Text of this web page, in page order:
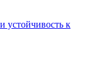
устойчивость к